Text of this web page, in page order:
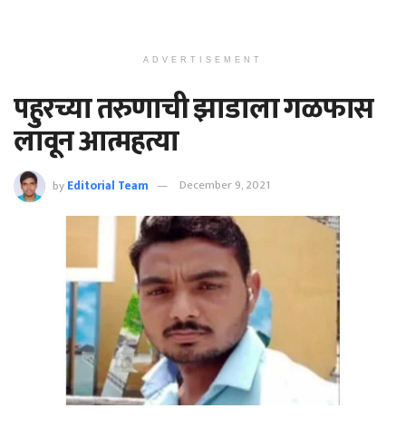
ADVERTISEMENT
पहुरच्या तरुणाची झाडाला गळफास
लावून आत्महत्या
byEditorial Team December 9, 2021